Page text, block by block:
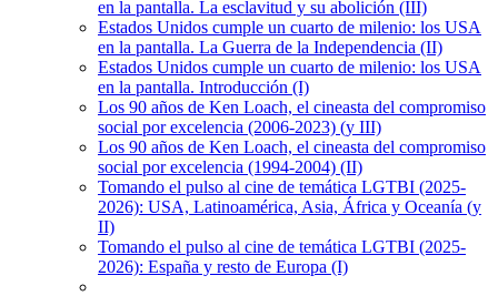
en la pantalla. La esclavitud y su abolición (III)
Estados Unidos cumple un cuarto de milenio: los USA
en la pantalla. La Guerra de la Independencia (II)
Estados Unidos cumple un cuarto de milenio: los USA
en la pantalla. Introducción (I)
Los 90 años de Ken Loach, el cineasta del compromiso
social por excelencia (2006-2023) (y III)
Los 90 años de Ken Loach, el cineasta del compromiso
social por excelencia (1994-2004) (II)
Tomando el pulso al cine de temática LGTBI (2025-
2026): USA, Latinoamérica, Asia, África y Oceanía (y
II)
Tomando el pulso al cine de temática LGTBI (2025-
2026): España y resto de Europa (I)